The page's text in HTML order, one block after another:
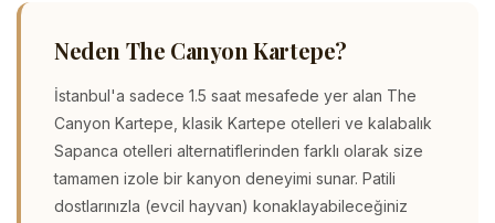
Neden The Canyon Kartepe?
İstanbul'a sadece 1.5 saat mesafede yer alan The
Canyon Kartepe , klasik Kartepe otelleri ve kalabalık
Sapanca otelleri alternatiflerinden farklı olarak size
tamamen izole bir kanyon deneyimi sunar. Patili
dostlarınızla (evcil hayvan) konaklayabileceğiniz